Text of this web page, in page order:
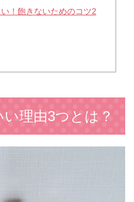
！飽きないためのコツ2
理由3つとは？